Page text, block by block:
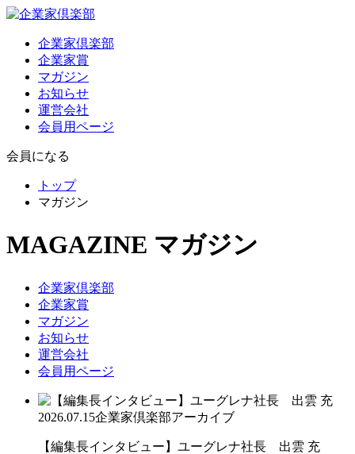
企業家倶楽部
企業家賞
マガジン
お知らせ
運営会社
会員用ページ
会員になる
トップ
マガジン
MAGAZINE マガジン
企業家倶楽部
企業家賞
マガジン
お知らせ
運営会社
会員用ページ
2026.07.15企業家倶楽部アーカイブ
【編集長インタビュー】ユーグレナ社長 出雲 充